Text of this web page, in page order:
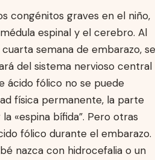
congénitos graves en el niño,
espinal y el cerebro. Al
semana de embarazo, se
del sistema nervioso central
ácido fólico no se puede
física permanente, la parte
«espina bífida”. Pero otras
fólico durante el embarazo.
nazca con hidrocefalia o un